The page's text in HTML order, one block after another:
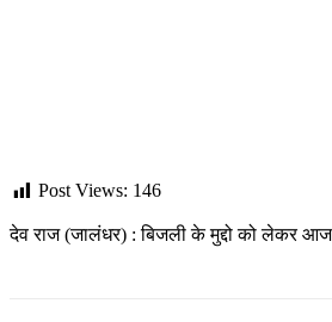
Post Views: 146
देव राज (जालंधर) : बिजली के मुद्दो को लेकर आज